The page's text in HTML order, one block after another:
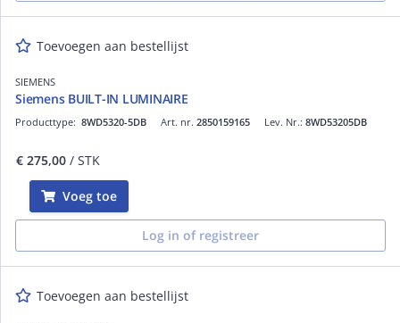
Toevoegen aan bestellijst
SIEMENS
Siemens BUILT-IN LUMINAIRE
Art. nr. 2850159165
Producttype: 8WD5320-5DB Lev. Nr.: 8WD53205DB
€ 275,00 / STK
Voeg toe
Log in of registreer
Toevoegen aan bestellijst